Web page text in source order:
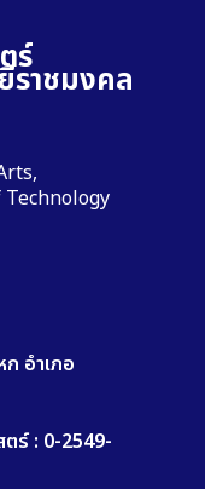
ร์
ราชมงคล
อำเภอ
ร์ : 0-2549-